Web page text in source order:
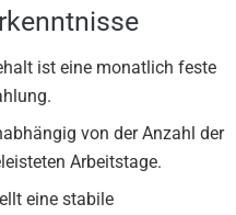
ist eine monatlich feste
von der Anzahl der
Arbeitstage.
eine stabile